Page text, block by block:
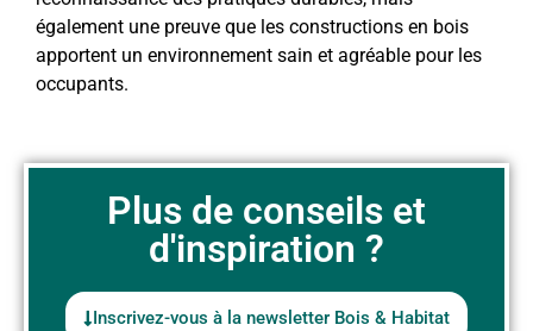
également une preuve que les constructions en bois
apportent un environnement sain et agréable pour les
occupants.
Plus de conseils et
d'inspiration ?
Inscrivez-vous à la newsletter Bois & Habitat